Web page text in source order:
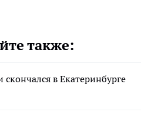
также:
в Екатеринбурге